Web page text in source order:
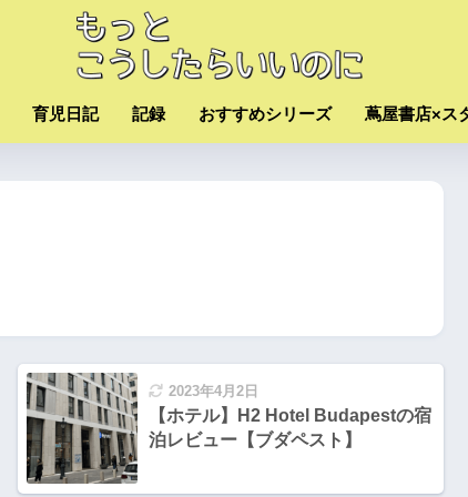
育児日記 記録 おすすめシリーズ 蔦屋書店×ス
2023年4月2日
【ホテル】H2 Hotel Budapestの宿
泊レビュー【ブダペスト】